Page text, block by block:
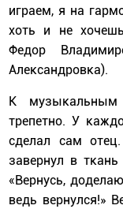
играем, я на
хоть и не
Федор
Александровка).
К музыкальным
трепетно. У
сделал сам
завернул в
«Вернусь,
ведь вернулся!»